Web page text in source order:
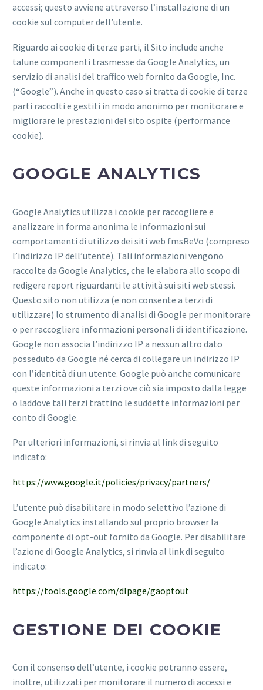
accessi; questo avviene attraverso l’installazione di un
cookie sul computer dell’utente.
Riguardo ai cookie di terze parti, il Sito include anche
talune componenti trasmesse da Google Analytics, un
servizio di analisi del traffico web fornito da Google, Inc.
(“Google”). Anche in questo caso si tratta di cookie di terze
parti raccolti e gestiti in modo anonimo per monitorare e
migliorare le prestazioni del sito ospite (performance
cookie).
GOOGLE ANALYTICS
Google Analytics utilizza i cookie per raccogliere e
analizzare in forma anonima le informazioni sui
comportamenti di utilizzo dei siti web fmsReVo (compreso
l’indirizzo IP dell’utente). Tali informazioni vengono
raccolte da Google Analytics, che le elabora allo scopo di
redigere report riguardanti le attività sui siti web stessi.
Questo sito non utilizza (e non consente a terzi di
utilizzare) lo strumento di analisi di Google per monitorare
o per raccogliere informazioni personali di identificazione.
Google non associa l’indirizzo IP a nessun altro dato
posseduto da Google né cerca di collegare un indirizzo IP
con l’identità di un utente. Google può anche comunicare
queste informazioni a terzi ove ciò sia imposto dalla legge
o laddove tali terzi trattino le suddette informazioni per
conto di Google.
Per ulteriori informazioni, si rinvia al link di seguito
indicato:
https://www.google.it/policies/privacy/partners/
L’utente può disabilitare in modo selettivo l’azione di
Google Analytics installando sul proprio browser la
componente di opt-out fornito da Google. Per disabilitare
l’azione di Google Analytics, si rinvia al link di seguito
indicato:
https://tools.google.com/dlpage/gaoptout
GESTIONE DEI COOKIE
Con il consenso dell’utente, i cookie potranno essere,
inoltre, utilizzati per monitorare il numero di accessi e